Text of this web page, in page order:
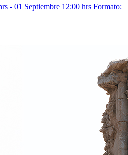
- 01 Septiembre 12:00 hrs Formato: